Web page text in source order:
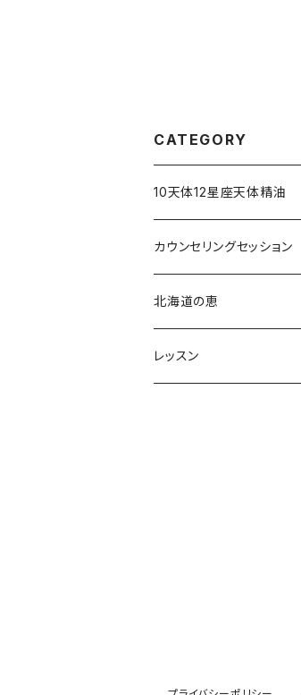
CATEGORY
10天体12星座天体精油
占星術アロマミスト
カウンセリングセッション
占星術アロマテラピー®︎
占星術フラワーエッセンス
北海道の恵
レッスン